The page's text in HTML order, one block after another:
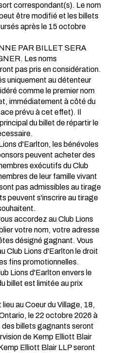
correspondant(s). Le nom
être modifié et les billets
après le 15 octobre
PAR BILLET SERA
Les noms
pas pris en considération.
uniquement au détenteur
comme le premier nom
immédiatement à côté du
prévu à cet effet). Il
du billet de répartir le
d'Earlton, les bénévoles
peuvent acheter des
exécutifs du Club
de leur famille vivant
pas admissibles au tirage
peuvent s'inscrire au tirage
accordez au Club Lions
votre nom, votre adresse
désigné gagnant. Vous
Club Lions d'Earlton le droit
fins promotionnelles.
Lions d'Earlton envers le
billet est limitée au prix
au Coeur du Village, 18,
le 22 octobre 2026 à
billets gagnants seront
de Kemp Elliott Blair
Elliott Blair LLP seront